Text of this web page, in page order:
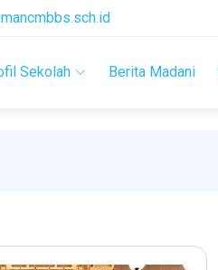
Sekolah Berita Madani